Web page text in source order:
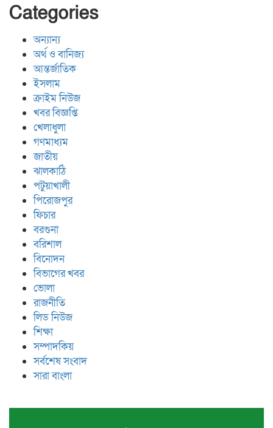
Categories
অন্যান্য
অর্থ ও বানিজ্য
আন্তর্জাতিক
ইসলাম
ক্রাইম নিউজ
খবর বিজ্ঞপ্তি
খেলাধুলা
গণমাধ্যম
জাতীয়
ঝালকাঠি
পটুয়াখালী
পিরোজপুর
ফিচার
বরগুনা
বরিশাল
বিনোদন
বিভাগের খবর
ভোলা
রাজনীতি
লিড নিউজ
শিক্ষা
সম্পাদকিয়
সর্বশেষ সংবাদ
সারা বাংলা